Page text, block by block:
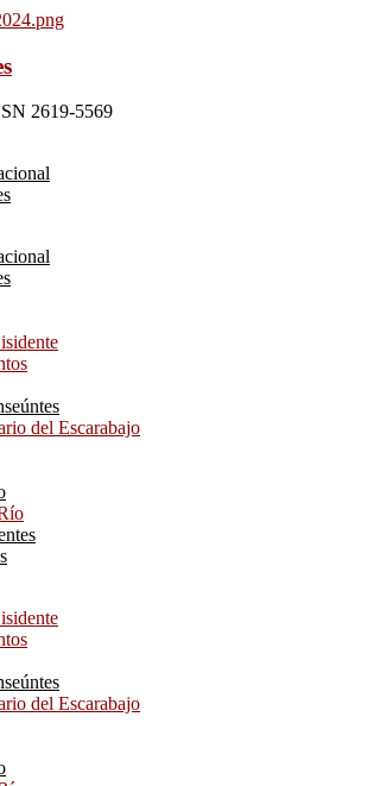
2619-5569
del Escarabajo
del Escarabajo